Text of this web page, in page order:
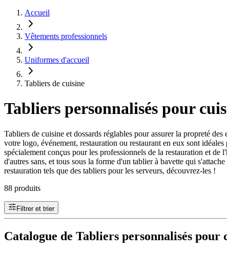
Accueil
Vêtements professionnels
Uniformes d'accueil
Tabliers de cuisine
Tabliers personnalisés pour
Tabliers de cuisine et dossards réglables pour assurer la propreté
votre logo, événement, restauration ou restaurant en eux sont
spécialement conçus pour les professionnels de la restauration et
d'autres sans, et tous sous la forme d'un tablier à bavette qui
restauration tels que des tabliers pour les serveurs, découvrez-les !
88 produits
Filtrer et trier
Catalogue de Tabliers personnalisés